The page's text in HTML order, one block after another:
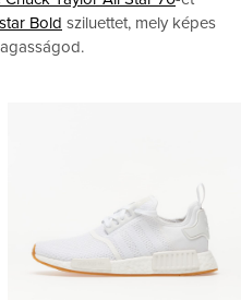
Bold sziluettet, mely képes